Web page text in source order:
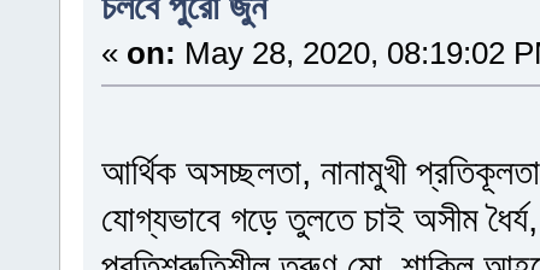
« on: May 28, 2020, 08:19:02
আর্থিক অসচ্ছলতা, নানামুখী
যোগ্যভাবে গড়ে তুলতে চাই অসীম